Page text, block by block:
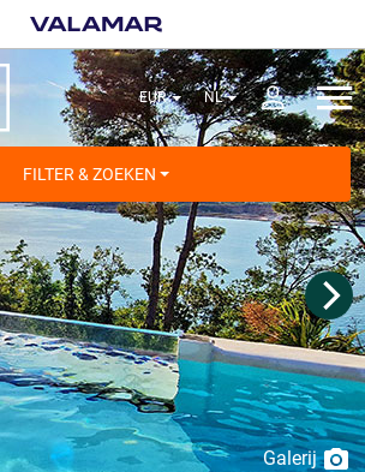
FILTER & ZOEKEN
Galerij